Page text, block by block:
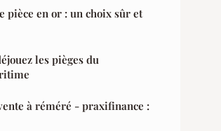
pièce en or : un choix sûr et
les pièges du
à réméré - praxifinance :